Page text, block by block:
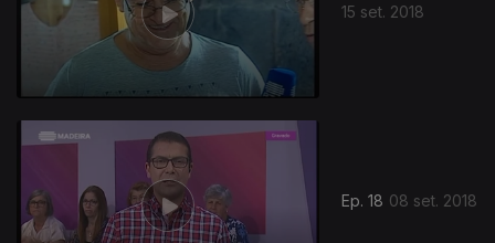
15 set. 2018
Ep. 18 08 set. 2018